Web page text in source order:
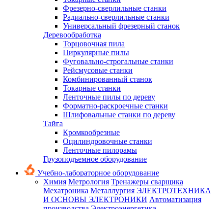
Фрезерно-сверлильные станки
Радиально-сверлильные станки
Универсальный фрезерный станок
Деревообработка
Торцовочная пила
Циркулярные пилы
Фуговально-строгальные станки
Рейсмусовые станки
Комбинированный станок
Токарные станки
Ленточные пилы по дереву
Форматно-раскроечные станки
Шлифовальные станки по дереву
Тайга
Кромкообрезные
Оцилиндровочные станки
Ленточные пилорамы
Грузоподъемное оборудование
Учебно-лабораторное оборудование
Химия Метрология Тренажеры сварщика
Мехатроника Металлургия ЭЛЕКТРОТЕХНИКА
И ОСНОВЫ ЭЛЕКТРОНИКИ Автоматизация